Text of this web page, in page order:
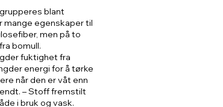
blant
mange egenskaper til
men på to
bomull.
fuktighet fra
energi for å tørke
når den er våt enn
– Stoff fremstilt
i bruk og vask.